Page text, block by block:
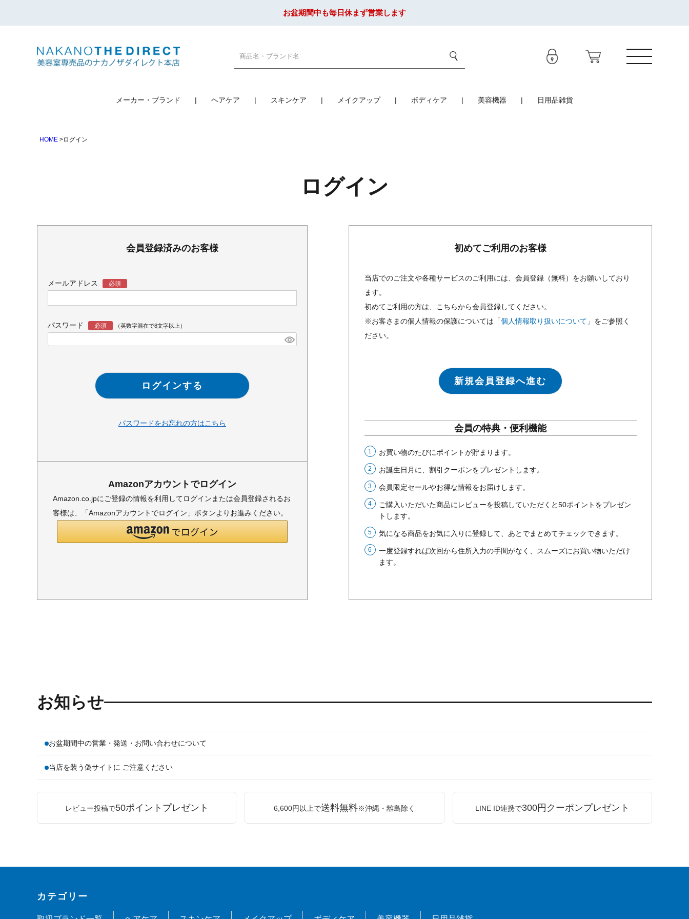
お盆期間中も毎日休まず営業します
メーカー・ブランド ヘアケア スキンケア メイクアップ ボディケア 美容機器 日用品雑貨
HOME ログイン
ログイン
会員登録済みのお客様
メールアドレス
パスワード
ログインする
パスワードをお忘れの方はこちら
Amazonアカウントでログイン
Amazon.co.jpにご登録の情報を利用してログインまたは会員登録されるお
客様は、「Amazonアカウントでログイン」ボタンよりお進みください。
初めてご利用のお客様
当店でのご注文や各種サービスのご利用には、会員登録（無料）をお願いしており
ます。
初めてご利用の方は、こちらから会員登録してください。
※お客さまの個人情報の保護については「個人情報取り扱いについて 」をご参照く
ださい。
新規会員登録へ進む
会員の特典・便利機能
お買い物のたびにポイントが貯まります。
お誕生日月に、割引クーポンをプレゼントします。
会員限定セールやお得な情報をお届けします。
ご購入いただいた商品にレビューを投稿していただくと50ポイントをプレゼン
トします。
気になる商品をお気に入りに登録して、あとでまとめてチェックできます。
一度登録すれば次回から住所入力の手間がなく、スムーズにお買い物いただけ
ます。
お知らせ
お盆期間中の営業・発送・お問い合わせについて
当店を装う偽サイトに ご注意ください
レビュー投稿で50ポイントプレゼント 6,600円以上で送料無料※沖縄・離島除く LINE ID連携で300円クーポンプレゼント
カテゴリー